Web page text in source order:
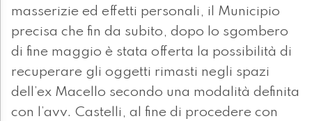
masserizie ed effetti personali, il Municipio
precisa che fin da subito, dopo lo sgombero
di fine maggio è stata offerta la possibilità di
recuperare gli oggetti rimasti negli spazi
dell’ex Macello secondo una modalità definita
con l’avv. Castelli, al fine di procedere con